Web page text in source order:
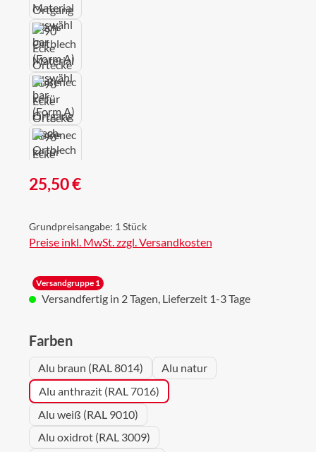
Regulärer Preis:
25,50 €
Grundpreisangabe: 1 Stück
Preise inkl. MwSt. zzgl. Versandkosten
Versandgruppe 1
Versandfertig in 2 Tagen, Lieferzeit 1-3 Tage
Farbenauswählen
Alu braun (RAL 8014)
Alu natur
Alu anthrazit (RAL 7016)
Alu weiß (RAL 9010)
Alu oxidrot (RAL 3009)